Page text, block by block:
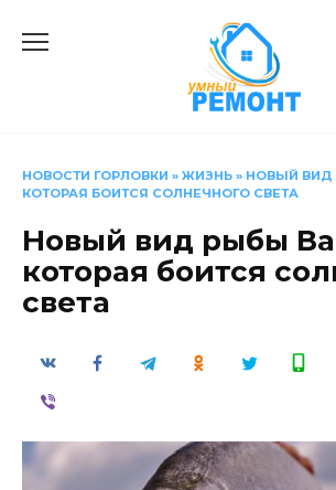
НОВОСТИ ГОРЛОВКИ » ЖИЗНЬ » НОВЫЙ
КОТОРАЯ БОИТСЯ СОЛНЕЧНОГО СВЕТА
Новый вид рыбы
которая боится
света